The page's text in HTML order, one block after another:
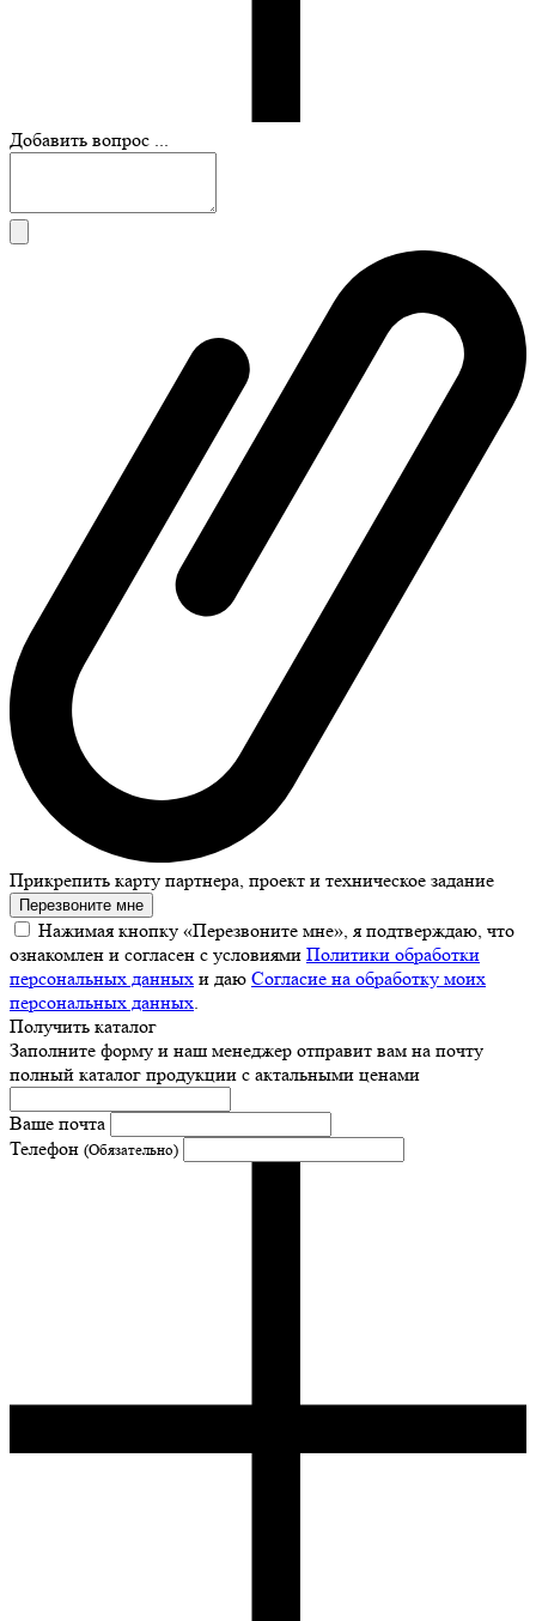
Добавить вопрос ...
Прикрепить карту партнера, проект и техническое задание
Перезвоните мне
Нажимая кнопку «Перезвоните мне», я подтверждаю, что
ознакомлен и согласен с условиями Политики обработки
персональных данных и даю Согласие на обработку моих
персональных данных
Получить каталог
Заполните форму и наш менеджер отправит вам на почту
полный каталог продукции с актальными ценами
Ваше почта
Телефон (Обязательно)